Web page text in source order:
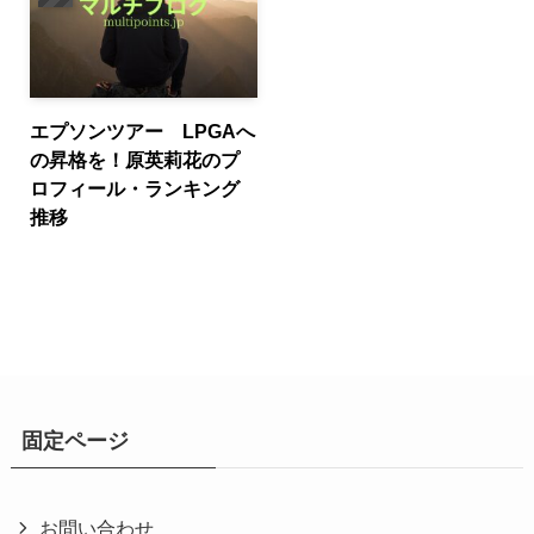
エプソンツアー LPGAへ
の昇格を！原英莉花のプ
ロフィール・ランキング
推移
固定ページ
お問い合わせ